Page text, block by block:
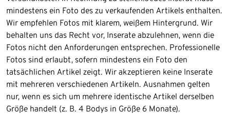
mindestens ein Foto des zu verkaufenden Artikels enthalten.
Wir empfehlen Fotos mit klarem, weißem Hintergrund. Wir
behalten uns das Recht vor, Inserate abzulehnen, wenn die
Fotos nicht den Anforderungen entsprechen. Professionelle
Fotos sind erlaubt, sofern mindestens ein Foto den
tatsächlichen Artikel zeigt. Wir akzeptieren keine Inserate
mit mehreren verschiedenen Artikeln. Ausnahmen gelten
nur, wenn es sich um mehrere identische Artikel derselben
Größe handelt (z. B. 4 Bodys in Größe 6 Monate).